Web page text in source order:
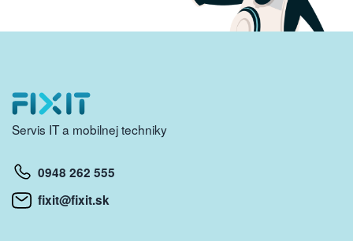
Servis IT a mobilnej techniky
0948 262 555
fixit@fixit.sk